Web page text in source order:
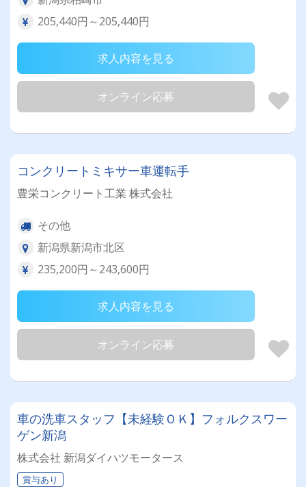
205,440円～205,440円
求人内容を見る
オンライン応募
コンクリートミキサー車運転手
豊栄コンクリート工業 株式会社
その他
新潟県新潟市北区
235,200円～243,600円
求人内容を見る
オンライン応募
車の洗車スタッフ【未経験ＯＫ】フォルクスワー
ゲン新潟
株式会社 新潟ダイハツモータース
賞与あり